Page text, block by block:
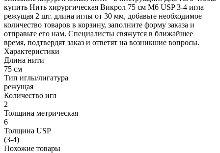
купить Нить хирургическая Викрол 75 см М6 USP 3-4 игла
режущая 2 шт. длина иглы от 30 мм, добавьте необходимое
количество товаров в корзину, заполните форму заказа и
отправьте его нам. Специалисты свяжутся в ближайшее
время, подтвердят заказ и ответят на возникшие вопросы.
Характеристики
Длина нити
75 см
Тип иглы/лигатура
режущая
Количество игл
2
Толщина метрическая
6
Толщина USP
(3-4)
Похожие товары